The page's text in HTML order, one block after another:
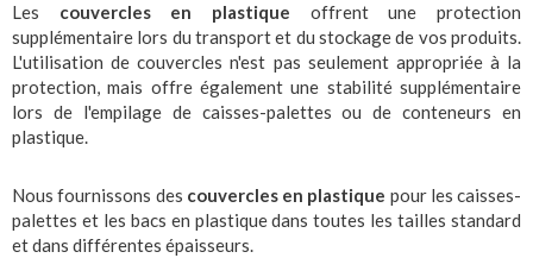
Les couvercles en plastique offrent une protection
supplémentaire lors du transport et du stockage de vos produits.
L'utilisation de couvercles n'est pas seulement appropriée à la
protection, mais offre également une stabilité supplémentaire
lors de l'empilage de caisses-palettes ou de conteneurs en
plastique.
Nous fournissons des couvercles en plastique pour les caisses-
palettes et les bacs en plastique dans toutes les tailles standard
et dans différentes épaisseurs.